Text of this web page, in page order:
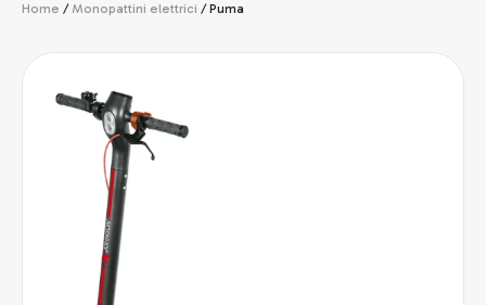
Home / Monopattini elettrici / Puma